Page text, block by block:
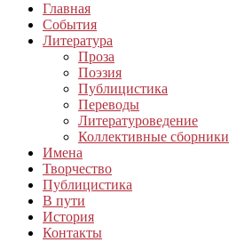
Главная
События
Литература
Проза
Поэзия
Публицистика
Переводы
Литературоведение
Коллективные сборники
Имена
Творчество
Публицистика
В пути
История
Контакты